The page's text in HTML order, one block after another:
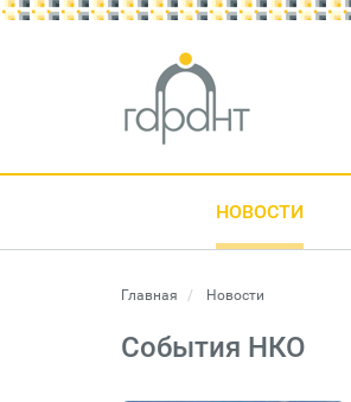
НОВОСТИ
Главная Новости
События НКО